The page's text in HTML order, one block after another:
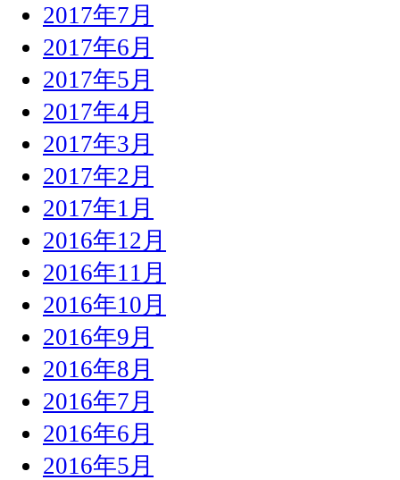
2017年7月
2017年6月
2017年5月
2017年4月
2017年3月
2017年2月
2017年1月
2016年12月
2016年11月
2016年10月
2016年9月
2016年8月
2016年7月
2016年6月
2016年5月